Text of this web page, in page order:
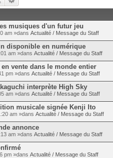
musiques d'un futur jeu
am »dans Actualité / Message du Staff
disponible en numérique
am »dans Actualité / Message du Staff
vente dans le monde entier
pm »dans Actualité / Message du Staff
interprète High Sky
am »dans Actualité / Message du Staff
musicale signée Kenji Ito
am »dans Actualité / Message du Staff
annonce
am »dans Actualité / Message du Staff
pm »dans Actualité / Message du Staff